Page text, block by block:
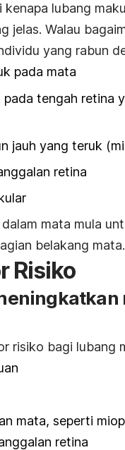
kenapa lubang
jelas. Walau
yang rabun
pada mata
tengah retina
jauh yang teruk
retina
mata mula
belakang mata.
Risiko
risiko bagi lubang
mata, seperti
retina